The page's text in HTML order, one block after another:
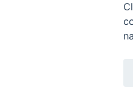
Copyright © 2019 -